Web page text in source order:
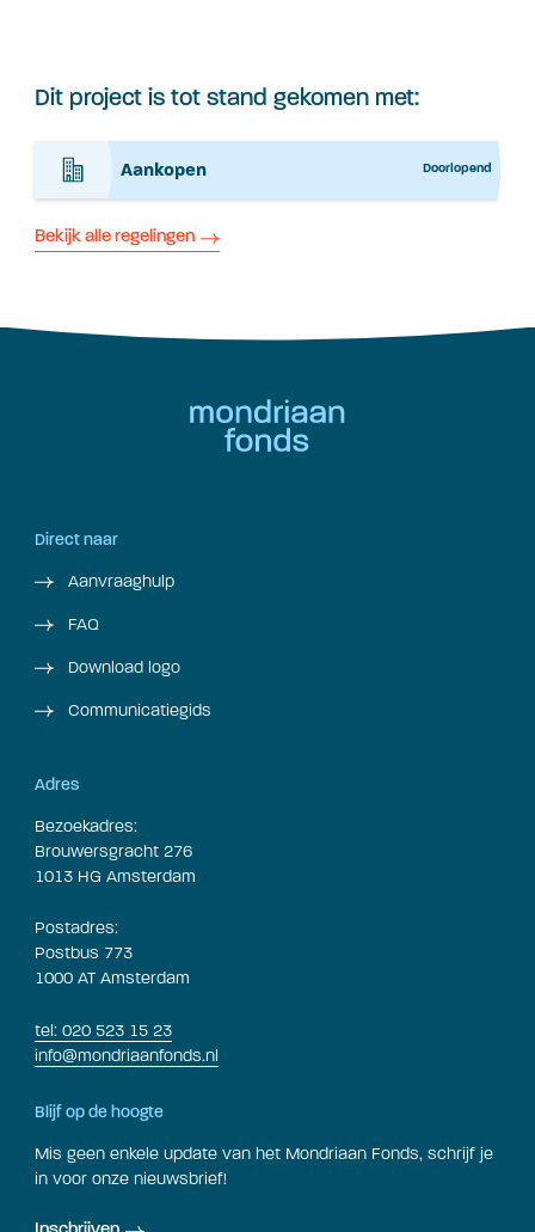
Dit project is tot stand gekomen met:
Aankopen Doorlopend
Bekijk alle regelingen
Direct naar
Aanvraaghulp
FAQ
Download logo
Communicatiegids
Adres
Bezoekadres:
Brouwersgracht 276
1013 HG Amsterdam
Postadres:
Postbus 773
1000 AT Amsterdam
tel: 020 523 15 23
info@mondriaanfonds.nl
Blijf op de hoogte
Mis geen enkele update van het Mondriaan Fonds, schrijf je
in voor onze nieuwsbrief!